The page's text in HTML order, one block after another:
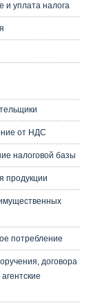
и уплата налога
от НДС
налоговой базы
продукции
потребление
договора